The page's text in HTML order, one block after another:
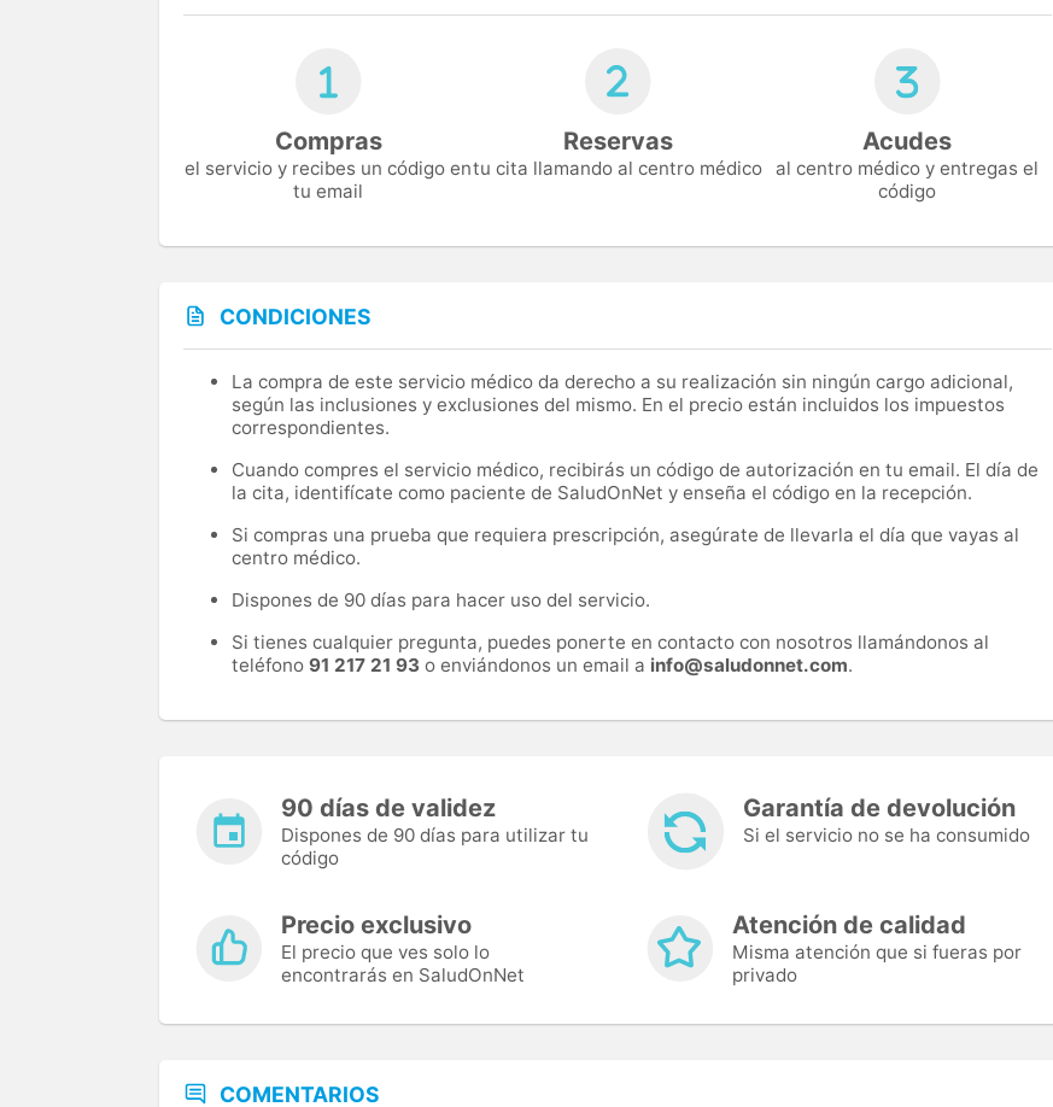
Compras
el servicio y recibes un código en
tu email
Reservas
tu cita llamando al centro médico
Acudes
al centro médico y entregas el
código
CONDICIONES
La compra de este servicio médico da derecho a su realización sin ningún cargo adicional,
según las inclusiones y exclusiones del mismo. En el precio están incluidos los impuestos
correspondientes.
Cuando compres el servicio médico, recibirás un código de autorización en tu email. El día de
la cita, identifícate como paciente de SaludOnNet y enseña el código en la recepción.
Si compras una prueba que requiera prescripción, asegúrate de llevarla el día que vayas al
centro médico.
Dispones de 90 días para hacer uso del servicio.
Si tienes cualquier pregunta, puedes ponerte en contacto con nosotros llamándonos al
teléfono 91 217 21 93 o enviándonos un email a info@saludonnet.com.
90 días de validez
Dispones de 90 días para utilizar tu
código
Garantía de devolución
Si el servicio no se ha consumido
Precio exclusivo
El precio que ves solo lo
encontrarás en SaludOnNet
Atención de calidad
Misma atención que si fueras por
privado
COMENTARIOS